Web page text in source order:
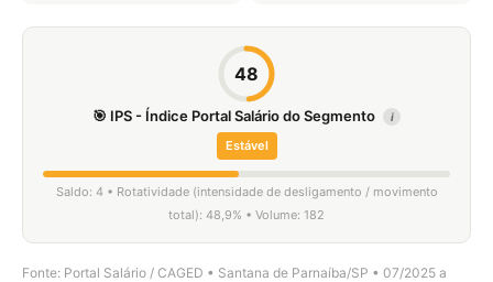
48
🎯 IPS - Índice Portal Salário do Segmento i
Estável
Saldo: 4 • Rotatividade (intensidade de desligamento / movimento
total): 48,9% • Volume: 182
Fonte: Portal Salário / CAGED • Santana de Parnaíba/SP • 07/2025 a